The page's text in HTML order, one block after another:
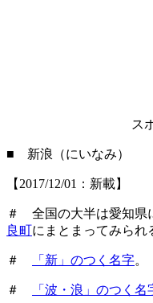
ス
■ 新浪（にいなみ）
【2017/12/01：新載】
＃ 全国の大半は愛知県
良町にまとまってみられ
＃ 「新」のつく名字。
＃ 「波・浪」のつく名